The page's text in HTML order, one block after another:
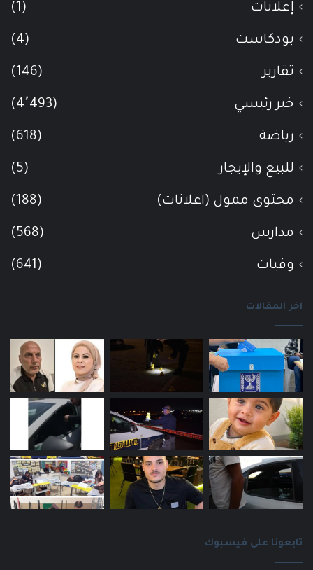
إعلانات (1)
بودكاست (4)
تقارير (146)
خبر رئيسي (4٬493)
رياضة (618)
للبيع والإيجار (5)
محتوى ممول (اعلانات) (188)
مدارس (568)
وفيات (641)
اخر المقالات
تابعونا على فيسبوك